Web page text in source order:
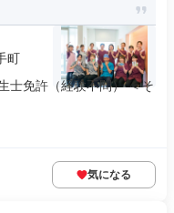
町
士免許（経験不問） ＜そ
気になる